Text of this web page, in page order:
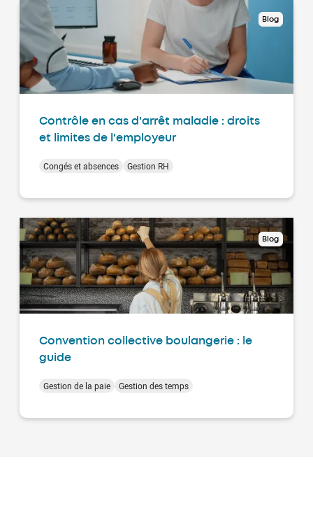
Blog
Contrôle en cas d'arrêt maladie : droits
et limites de l'employeur
Congés et absences Gestion RH
Blog
Convention collective boulangerie : le
guide
Gestion de la paie Gestion des temps